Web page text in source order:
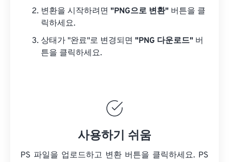
변환을 시작하려면 "PNG으로 변환" 버튼을 클
릭하세요.
상태가 "완료"로 변경되면 "PNG 다운로드" 버
튼을 클릭하세요.
사용하기 쉬움
PS 파일을 업로드하고 변환 버튼을 클릭하세요. PS